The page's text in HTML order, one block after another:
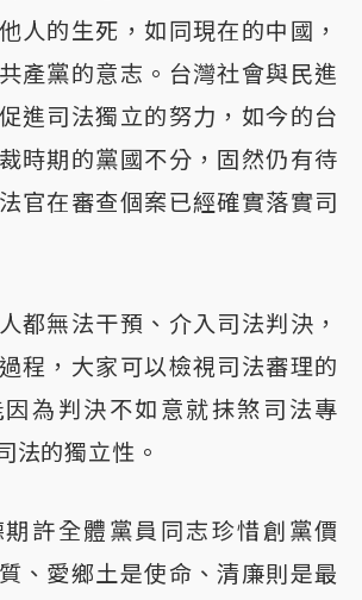
人的生死，如同現在的中國，
產黨的意志。台灣社會與民進
進司法獨立的努力，如今的台
時期的黨國不分，固然仍有待
官在審查個案已經確實落實司
都無法干預、介入司法判決，
程，大家可以檢視司法審理的
為判決不如意就抹煞司法專
法的獨立性。
許全體黨員同志珍惜創黨價
、愛鄉土是使命、清廉則是最